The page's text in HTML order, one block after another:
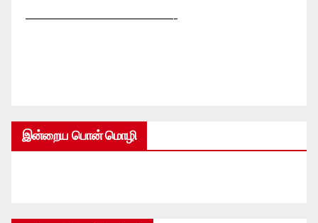
—————————————-
இன்றைய பொன் மொழி